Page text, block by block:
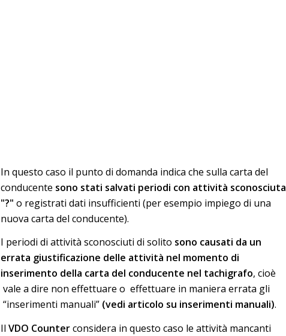
In questo caso il punto di domanda indica che sulla carta del
conducente sono stati salvati periodi con attività sconosciuta
"?" o registrati dati insufficienti (per esempio impiego di una
nuova carta del conducente).
I periodi di attività sconosciuti di solito sono causati da un
errata giustificazione delle attività nel momento di
inserimento della carta del conducente nel tachigrafo, cioè
vale a dire non effettuare o effettuare in maniera errata gli
“inserimenti manuali” (vedi articolo su inserimenti manuali).
Il VDO Counterconsidera in questo caso le attività mancanti